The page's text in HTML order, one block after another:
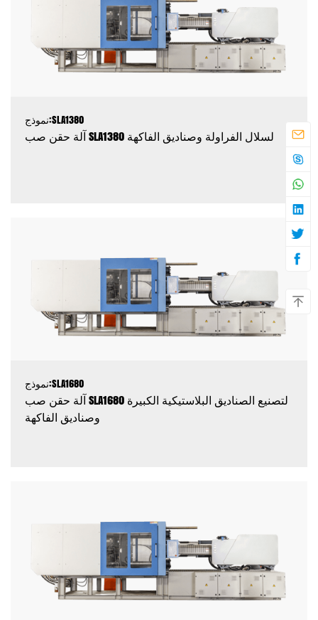
نموذج:SLA1380
آلة حقن صب SLA1380 لسلال الفراولة وصناديق الفاكهة
نموذج:SLA1680
آلة حقن صب SLA1680 لتصنيع الصناديق البلاستيكية الكبيرة
وصناديق الفاكهة